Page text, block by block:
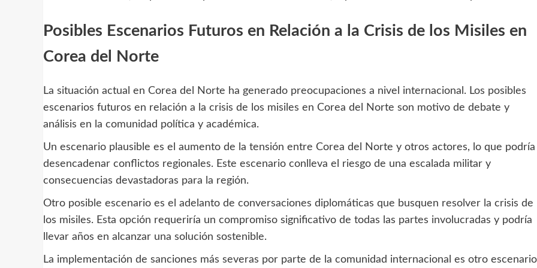
Posibles Escenarios Futuros en Relación a la Crisis de los Misiles en
Corea del Norte
La situación actual en Corea del Norte ha generado preocupaciones a nivel internacional. Los posibles
escenarios futuros en relación a la crisis de los misiles en Corea del Norte son motivo de debate y
análisis en la comunidad política y académica.
Un escenario plausible es el aumento de la tensión entre Corea del Norte y otros actores, lo que podría
desencadenar conflictos regionales. Este escenario conlleva el riesgo de una escalada militar y
consecuencias devastadoras para la región.
Otro posible escenario es el adelanto de conversaciones diplomáticas que busquen resolver la crisis de
los misiles. Esta opción requeriría un compromiso significativo de todas las partes involucradas y podría
llevar años en alcanzar una solución sostenible.
La implementación de sanciones más severas por parte de la comunidad internacional es otro escenario